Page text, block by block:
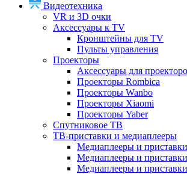
Видеотехника
VR и 3D очки
Аксессуары к TV
Кронштейны для TV
Пульты управления
Проекторы
Аксессуары для
Проекторы Rombica
Проекторы Wanbo
Проекторы Xiaomi
Проекторы Yaber
Спутниковое ТВ
ТВ-приставки и медиаплееры
Медиаплееры и
Медиаплееры и
Медиаплееры и